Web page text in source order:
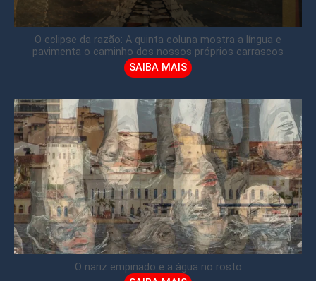
O eclipse da razão: A quinta coluna mostra a língua e
pavimenta o caminho dos nossos próprios carrascos
SAIBA MAIS
O nariz empinado e a água no rosto